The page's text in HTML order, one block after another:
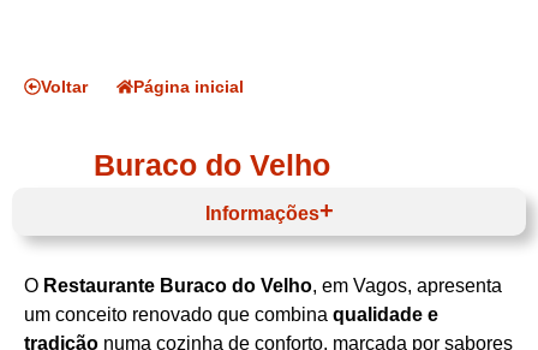
Voltar Página inicial
Buraco do Velho
O Restaurante Buraco do Velho, em Vagos, apresenta
um conceito renovado que combina qualidade e
tradição numa cozinha de conforto, marcada por sabores
Informações
Horário de funcionamento